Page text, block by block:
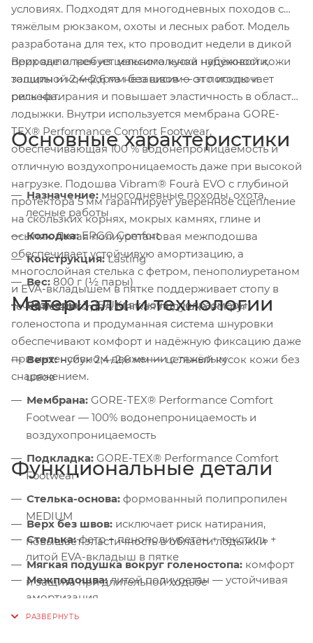
условиях. Подходят для многодневных походов с
тяжёлым рюкзаком, охоты и лесных работ. Модель
разработана для тех, кто проводит недели в дикой
природе и требует максимальной надёжности,
защиты и комфорта независимо от погоды и
рельефа.
Верх выполнен из цельного куска нубуковой кожи
толщиной 2,4–2,6 мм без швов — это исключает
риск натирания и повышает эластичность в области
лодыжки. Внутри используется мембрана GORE-
TEX® Performance Comfort Footwear,
обеспечивающая 100 % водонепроницаемость и
отличную воздухопроницаемость даже при высокой
нагрузке. Подошва Vibram® Fourà EVO с глубиной
протектора 5 мм гарантирует уверенное сцепление
на скользких корнях, мокрых камнях, глине и
осыпях. Литая полиуретановая межподошва
обеспечивает устойчивую амортизацию, а
многослойная стелька с фетром, пенополиуретаном
и EVA-вкладышем в пятке поддерживает стопу в
течение всего дня. Мягкая подушка вокруг
голеностопа и продуманная система шнуровки
обеспечивают комфорт и надёжную фиксацию даже
при интенсивном движении с тяжёлым
снаряжением.
Основные характеристики
Назначение: многодневные походы, охота,
лесные работы
Колодка:ERGO Comfort
Конструкция:Lasting
Вес: 800 г (½ пары)
Размеры:3–15 UK (включая полразмеры)
Материалы и технологии
Верх:нубук 2,4–2,6 мм — цельный кусок кожи без
швов
Мембрана: GORE-TEX® Performance Comfort
Footwear — 100% водонепроницаемость и
воздухопроницаемость
Подкладка: GORE-TEX® Performance Comfort
Footwear
Стелька-основа: формованный полипропилен
MEDIUM
Стелька:фетр + пенополиуретан + текстиль +
литой EVA-вкладыш в пятке
Межподошва: литой полиуретан — устойчивая
амортизация
Подошва:
Функциональные детали
Верх без швов: исключает риск натирания,
повышает эластичность в области лодыжки
Мягкая подушка вокруг голеностопа: комфорт
и защита при длительной ходьбе
фиксация стопы